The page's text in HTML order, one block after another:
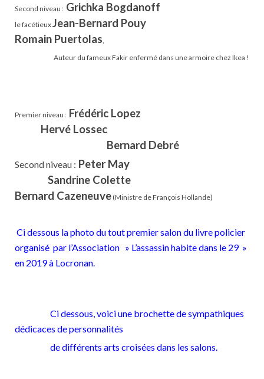
Second niveau : Grichka Bogdanoff
le facétieuxJean-Bernard Pouy
Romain Puertolas,
Auteur du fameux Fakir enfermé dans une armoire chez Ikea !
Premier niveau : Frédéric Lopez
Hervé Lossec
Bernard Debré
Second niveau : Peter May
Sandrine Colette
Bernard Cazeneuve (Ministre de François Hollande)
Ci dessous la photo du tout premier salon du livre policier
organisé par l’Association » L’assassin habite dans le 29 »
en 2019 à Locronan.
Ci dessous, voici une brochette de sympathiques
dédicaces de personnalités
de différents arts croisées dans les salons.